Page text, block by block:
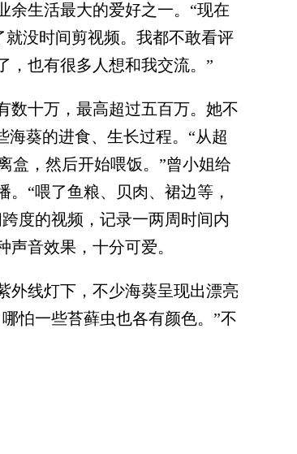
生活最大的爱好之一。“现在
就没时间剪视频。我都不敢看评
，也有很多人想和我交流。”
十万，最高超过五百万。她不
海葵的进食、生长过程。“从超
盒，然后开始喂饭。”曾小姐给
“喂了鱼粮、贝肉、裙边等，
度的视频，记录一两周时间内
音效果，十分可爱。
线灯下，不少海葵呈现出漂亮
怕一些苔藓虫也各有颜色。”不